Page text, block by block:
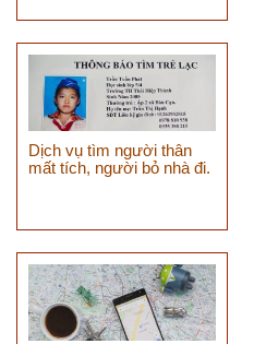
Dịch vụ tìm người thân
mất tích, người bỏ nhà đi.